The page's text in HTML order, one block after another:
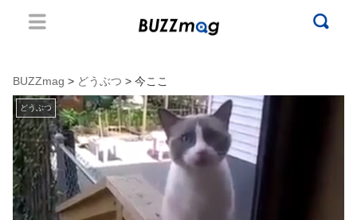
BUZZmag > どうぶつ > 今ここ
どうぶつ